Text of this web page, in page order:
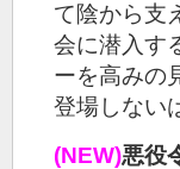
て陰から支
会に潜入す
ーを高みの
登場しない
(NEW)悪役